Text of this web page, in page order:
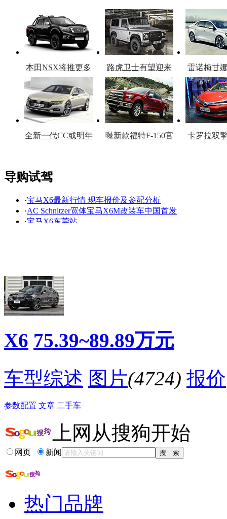
本田NSX将推更多
车型
路虎卫士有望迎来
复产
雷诺梅甘
官
全新一代CC或明年
曝新款福特F-150官
卡罗拉双
看赛车宝贝争奇斗
艳
车模美腿爆乳无惧
导购试驾
·宝马X6最新行情 现车报价及参配分析
·AC Schnitzer宽体宝马X6M改装车中国首发
·宝马X6东莞站
·平行进口中东版X6，只要60多万提回家
·2016款美规宝马X6报价 平行进口宝马X6配置
·运动版宝马X6顶级配置天窗 10.2英寸屏,Hi-Fi音响
降价促销
X6 75.39~89.89万元
车型综述 图片(4724) 报价
参数配置 文章 二手车
上网从搜狗开始
网页 新闻
热门品牌